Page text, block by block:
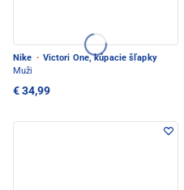
Nike · Victori One, kúpacie šľapky
Muži
€ 34,99